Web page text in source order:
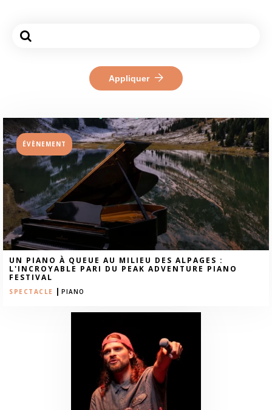
Appliquer
UN PIANO À QUEUE AU MILIEU DES ALPAGES :
L'INCROYABLE PARI DU PEAK ADVENTURE PIANO
FESTIVAL
SPECTACLE | PIANO
ÉVÈNEMENT